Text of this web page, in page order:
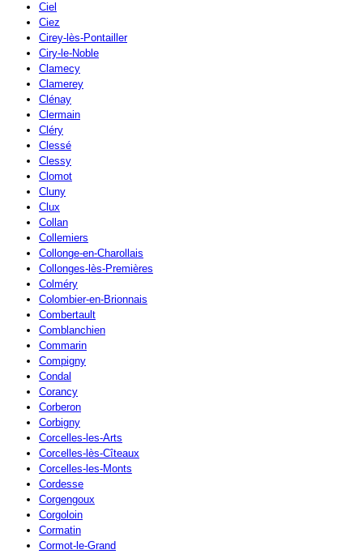
Ciel
Ciez
Cirey-lès-Pontailler
Ciry-le-Noble
Clamecy
Clamerey
Clénay
Clermain
Cléry
Clessé
Clessy
Clomot
Cluny
Clux
Collan
Collemiers
Collonge-en-Charollais
Collonges-lès-Premières
Colméry
Colombier-en-Brionnais
Combertault
Comblanchien
Commarin
Compigny
Condal
Corancy
Corberon
Corbigny
Corcelles-les-Arts
Corcelles-lès-Cîteaux
Corcelles-les-Monts
Cordesse
Corgengoux
Corgoloin
Cormatin
Cormot-le-Grand